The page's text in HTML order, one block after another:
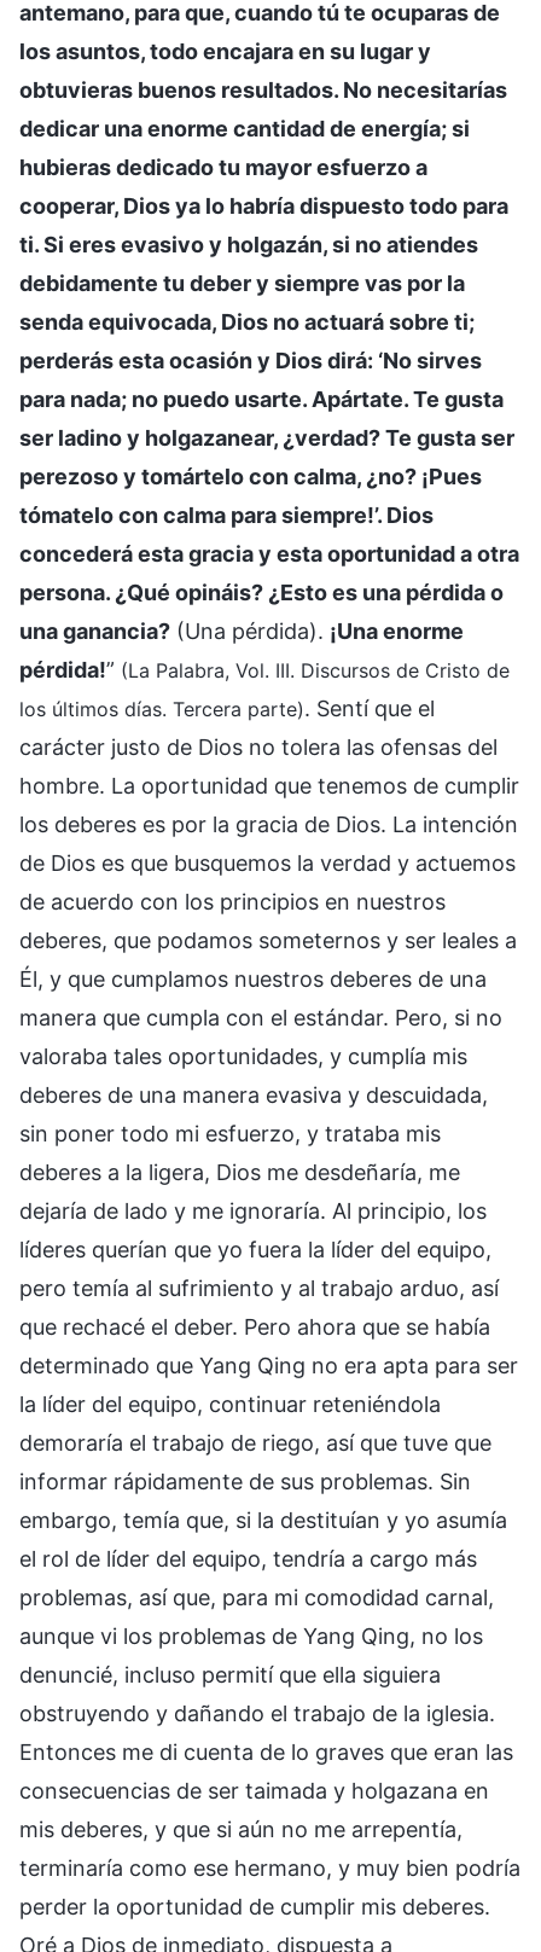
antemano, para que, cuando tú te ocuparas de
los asuntos, todo encajara en su lugar y
obtuvieras buenos resultados. No necesitarías
dedicar una enorme cantidad de energía; si
hubieras dedicado tu mayor esfuerzo a
cooperar, Dios ya lo habría dispuesto todo para
ti. Si eres evasivo y holgazán, si no atiendes
debidamente tu deber y siempre vas por la
senda equivocada, Dios no actuará sobre ti;
perderás esta ocasión y Dios dirá: ‘No sirves
para nada; no puedo usarte. Apártate. Te gusta
ser ladino y holgazanear, ¿verdad? Te gusta ser
perezoso y tomártelo con calma, ¿no? ¡Pues
tómatelo con calma para siempre!’. Dios
concederá esta gracia y esta oportunidad a otra
persona. ¿Qué opináis? ¿Esto es una pérdida o
una ganancia? (Una pérdida). ¡Una enorme
pérdida!” (La Palabra, Vol. III. Discursos de Cristo de
los últimos días. Tercera parte). Sentí que el
carácter justo de Dios no tolera las ofensas del
hombre. La oportunidad que tenemos de cumplir
los deberes es por la gracia de Dios. La intención
de Dios es que busquemos la verdad y actuemos
de acuerdo con los principios en nuestros
deberes, que podamos someternos y ser leales a
Él, y que cumplamos nuestros deberes de una
manera que cumpla con el estándar. Pero, si no
valoraba tales oportunidades, y cumplía mis
deberes de una manera evasiva y descuidada,
sin poner todo mi esfuerzo, y trataba mis
deberes a la ligera, Dios me desdeñaría, me
dejaría de lado y me ignoraría. Al principio, los
líderes querían que yo fuera la líder del equipo,
pero temía al sufrimiento y al trabajo arduo, así
que rechacé el deber. Pero ahora que se había
determinado que Yang Qing no era apta para ser
la líder del equipo, continuar reteniéndola
demoraría el trabajo de riego, así que tuve que
informar rápidamente de sus problemas. Sin
embargo, temía que, si la destituían y yo asumía
el rol de líder del equipo, tendría a cargo más
problemas, así que, para mi comodidad carnal,
aunque vi los problemas de Yang Qing, no los
denuncié, incluso permití que ella siguiera
obstruyendo y dañando el trabajo de la iglesia.
Entonces me di cuenta de lo graves que eran las
consecuencias de ser taimada y holgazana en
mis deberes, y que si aún no me arrepentía,
terminaría como ese hermano, y muy bien podría
perder la oportunidad de cumplir mis deberes.
Oré a Dios de inmediato, dispuesta a